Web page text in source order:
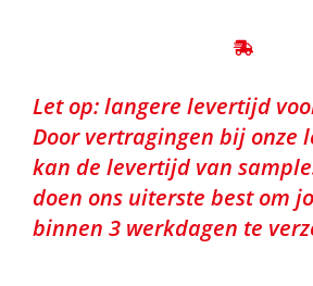
Let op: langere levertijd
Door vertragingen bij onze
kan de levertijd van
doen ons uiterste best om
binnen 3 werkdagen te